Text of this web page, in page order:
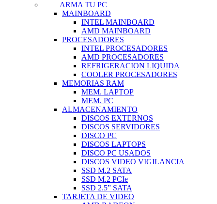
ARMA TU PC
MAINBOARD
INTEL MAINBOARD
AMD MAINBOARD
PROCESADORES
INTEL PROCESADORES
AMD PROCESADORES
REFRIGERACION LIQUIDA
COOLER PROCESADORES
MEMORIAS RAM
MEM. LAPTOP
MEM. PC
ALMACENAMIENTO
DISCOS EXTERNOS
DISCOS SERVIDORES
DISCO PC
DISCOS LAPTOPS
DISCO PC USADOS
DISCOS VIDEO VIGILANCIA
SSD M.2 SATA
SSD M.2 PCIe
SSD 2.5” SATA
TARJETA DE VIDEO